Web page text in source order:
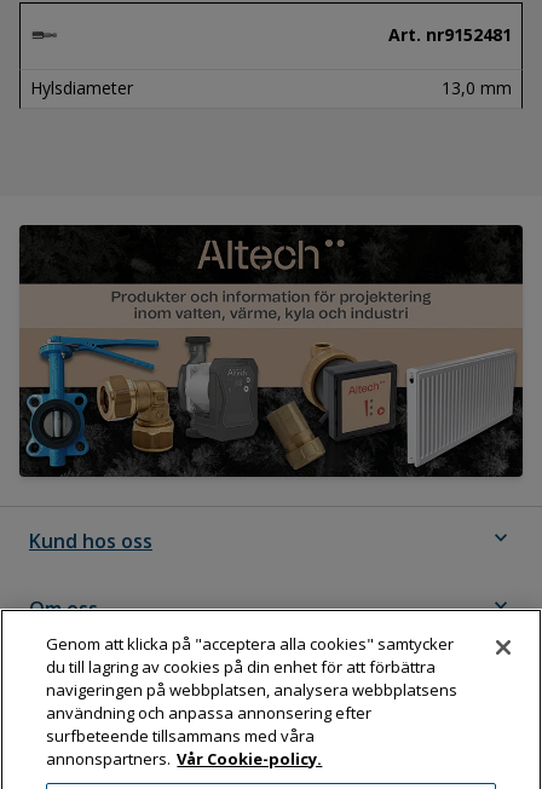
Art. nr9152481
Hylsdiameter 13,0 mm
Kund hos oss expand_more
Om oss expand_more
Följ Dahl
Genom att klicka på "acceptera alla cookies" samtycker
du till lagring av cookies på din enhet för att förbättra
navigeringen på webbplatsen, analysera webbplatsens
användning och anpassa annonsering efter
surfbeteende tillsammans med våra
annonspartners. Vår Cookie-policy.